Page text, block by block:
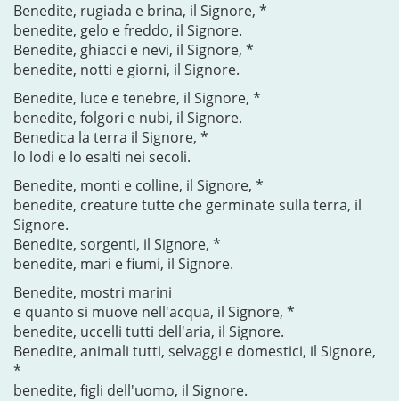
Benedite, rugiada e brina, il Signore, *
benedite, gelo e freddo, il Signore.
Benedite, ghiacci e nevi, il Signore, *
benedite, notti e giorni, il Signore.
Benedite, luce e tenebre, il Signore, *
benedite, folgori e nubi, il Signore.
Benedica la terra il Signore, *
lo lodi e lo esalti nei secoli.
Benedite, monti e colline, il Signore, *
benedite, creature tutte che germinate sulla terra, il
Signore.
Benedite, sorgenti, il Signore, *
benedite, mari e fiumi, il Signore.
Benedite, mostri marini
e quanto si muove nell'acqua, il Signore, *
benedite, uccelli tutti dell'aria, il Signore.
Benedite, animali tutti, selvaggi e domestici, il Signore,
*
benedite, figli dell'uomo, il Signore.